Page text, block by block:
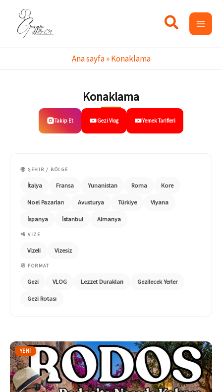
Ana sayfa»Konaklama
Konaklama
Takip Et Gezi Vlog Yemek Tarifleri
🌍 ŞEHIR / BÖLGE
İtalya Fransa Yunanistan Roma Kore
Noel Pazarları Avusturya Türkiye Viyana
İspanya İstanbul Almanya
🛂 VIZE
Vizeli Vizesiz
🧭 FORMAT
Gezi VLOG Lezzet Durakları Gezilecek Yerler
Gezi Rotası
YENI